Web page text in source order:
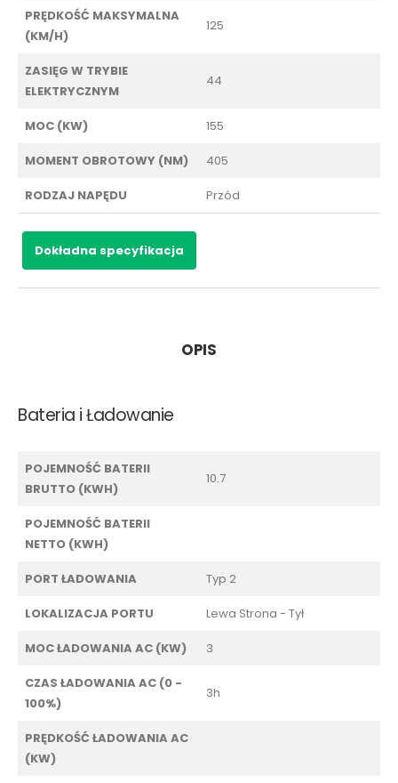
PRĘDKOŚĆ MAKSYMALNA
(KM/H)
125
ZASIĘG W TRYBIE
ELEKTRYCZNYM
44
MOC (KW) 155
MOMENT OBROTOWY (NM) 405
RODZAJ NAPĘDU Przód
Dokładna specyfikacja
OPIS
Bateria i Ładowanie
POJEMNOŚĆ BATERII
BRUTTO (KWH)
10.7
POJEMNOŚĆ BATERII
NETTO (KWH)
PORT ŁADOWANIA Typ 2
LOKALIZACJA PORTU Lewa Strona - Tył
MOC ŁADOWANIA AC (KW) 3
CZAS ŁADOWANIA AC (0 -
100%)
3h
PRĘDKOŚĆ ŁADOWANIA AC
(KW)